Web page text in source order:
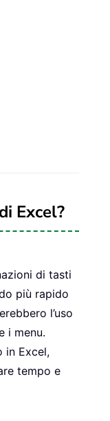
Excel?
di tasti
più rapido
l’uso
i menu.
in Excel,
tempo e